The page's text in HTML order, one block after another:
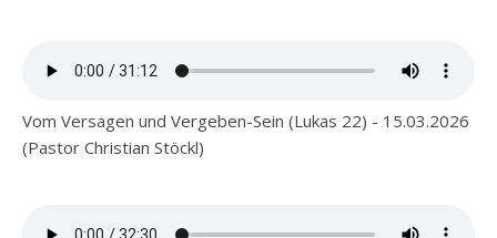
Vom Versagen und Vergeben-Sein (Lukas 22) - 15.03.2026
(Pastor Christian Stöckl)